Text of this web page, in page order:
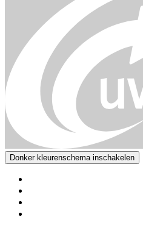
Donker kleurenschema inschakelen